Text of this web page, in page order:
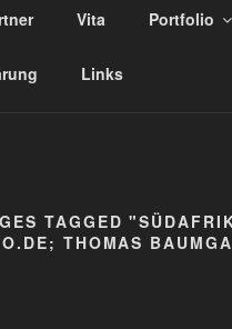
Vita Portfolio
Links
TAGGED
THOMAS